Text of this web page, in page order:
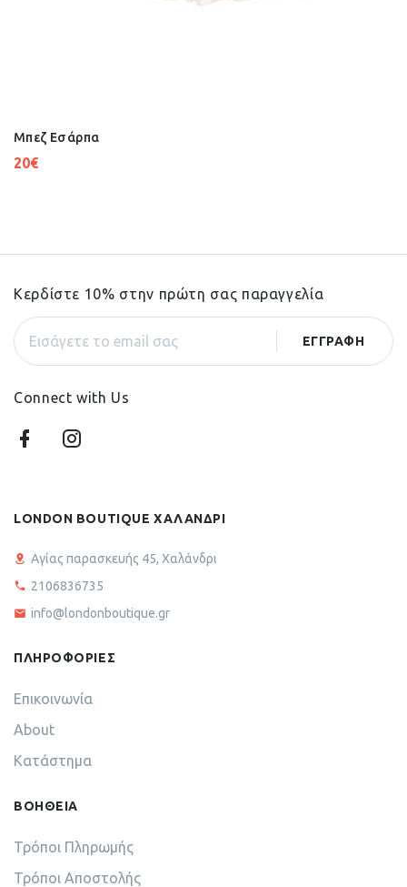
Μπεζ Εσάρπα
20€
Κερδίστε 10% στην πρώτη σας παραγγελία
Connect with Us
LONDON BOUTIQUE ΧΑΛΑΝΔΡΙ
Αγίας παρασκευής 45, Χαλάνδρι
2106836735
info@londonboutique.gr
ΠΛΗΡΟΦΟΡΙΕΣ
Επικοινωνία
About
Κατάστημα
ΒΟΗΘΕΙΑ
Τρόποι Πληρωμής
Τρόποι Αποστολής